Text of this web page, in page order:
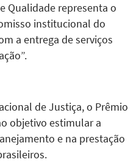
Qualidade representa o
institucional do
a entrega de serviços
de Justiça, o Prêmio
objetivo estimular a
e na prestação